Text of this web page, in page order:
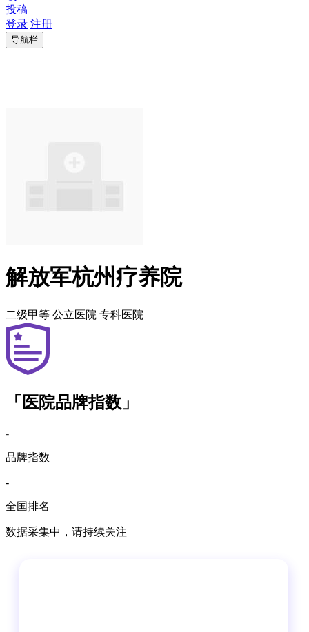
投稿
登录 注册
导航栏
解放军杭州疗养院
二级甲等 公立医院 专科医院
「医院品牌指数」
-
品牌指数
-
全国排名
数据采集中，请持续关注